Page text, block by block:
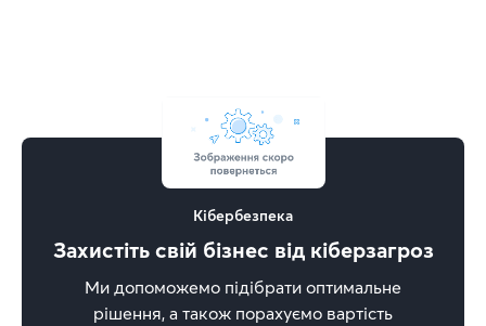
Кібербезпека
Захистіть свій бізнес від кіберзагроз
Ми допоможемо підібрати оптимальне
рішення, а також порахуємо вартість